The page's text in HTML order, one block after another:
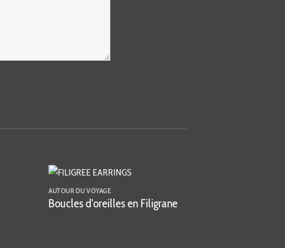
AUTOUR DU VOYAGE
Boucles d'oreilles en Filigrane